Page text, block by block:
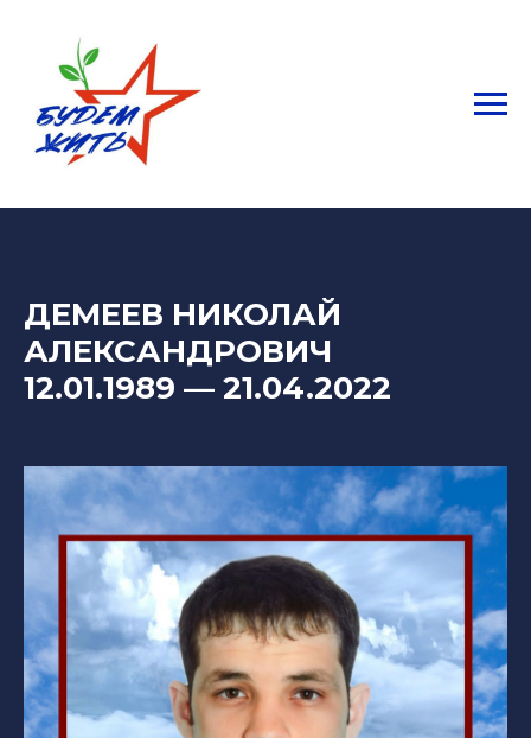
ДЕМЕЕВ НИКОЛАЙ
АЛЕКСАНДРОВИЧ
12.01.1989 — 21.04.2022